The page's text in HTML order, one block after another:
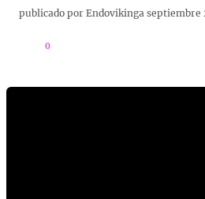
publicado por Endovikinga septiembre
0